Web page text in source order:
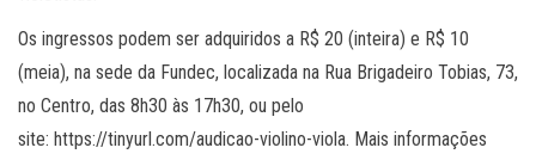
Os ingressos podem ser adquiridos a R$ 20 (inteira) e R$ 10
(meia), na sede da Fundec, localizada na Rua Brigadeiro Tobias, 73,
no Centro, das 8h30 às 17h30, ou pelo
site: https://tinyurl.com/audicao-violino-viola. Mais informações